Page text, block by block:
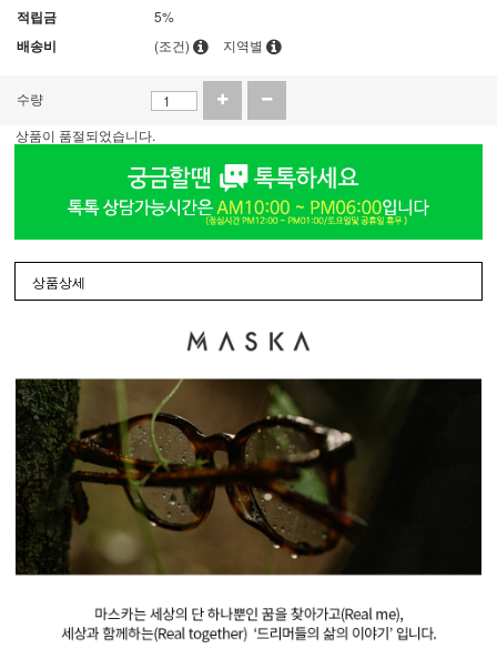
적립금 5%
배송비 (조건) 지역별
수량
상품이 품절되었습니다.
상품상세